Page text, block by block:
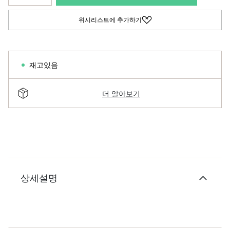
위시리스트에 추가하기
재고있음
더 알아보기
상세설명